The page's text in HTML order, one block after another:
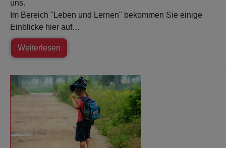
uns.
Im Bereich "Leben und Lernen" bekommen Sie einige
Einblicke hier auf…
Weiterlesen